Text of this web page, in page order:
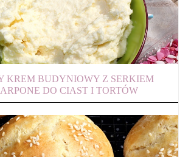
KREM BUDYNIOWY Z SERKIEM
DO CIAST I TORTÓW